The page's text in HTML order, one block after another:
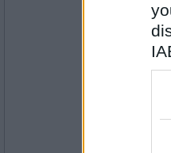
Antal
4554